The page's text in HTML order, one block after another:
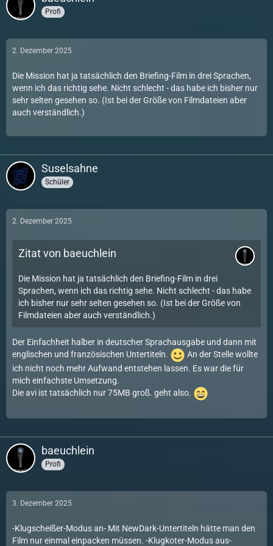
Profi
2. Dezember 2025
Die Mission hat ja tatsächlich den Briefing-Film in drei Sprachen,
wenn ich das richtig sehe. Nicht schlecht - das habe ich bisher nur
sehr selten gesehen so. (Ist bei der Größe von Filmdateien aber
auch verständlich.)
Suselsahne
Schüler
2. Dezember 2025
Zitat von baeuchlein
Die Mission hat ja tatsächlich den Briefing-Film in drei
Sprachen, wenn ich das richtig sehe. Nicht schlecht - das habe
ich bisher nur sehr selten gesehen so. (Ist bei der Größe von
Filmdateien aber auch verständlich.)
Der Einfachheit halber in deutscher Sprachausgabe und dann mit
englischen und französischen Untertiteln.
An der Stelle wollte
ich nicht noch mehr Aufwand entstehen lassen. Es war die für
mich einfachste Umsetzung.
Die avi ist tatsächlich nur 75MB groß. geht also.
baeuchlein
Profi
3. Dezember 2025
-Klugscheißer-Modus an- Mit NewDark-Untertiteln hätte man den
Film nur einmal einpacken müssen. -Klugkoter-Modus aus-